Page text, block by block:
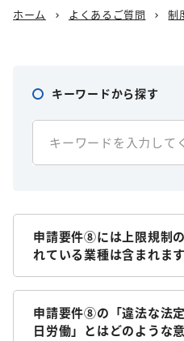
ホーム chevron_right よくあるご質問 chevron_right 制
キーワードから探す
申請要件⑧には上限規制
れている業種は含まれま
申請要件⑧の「違法な法
日労働」とはどのような